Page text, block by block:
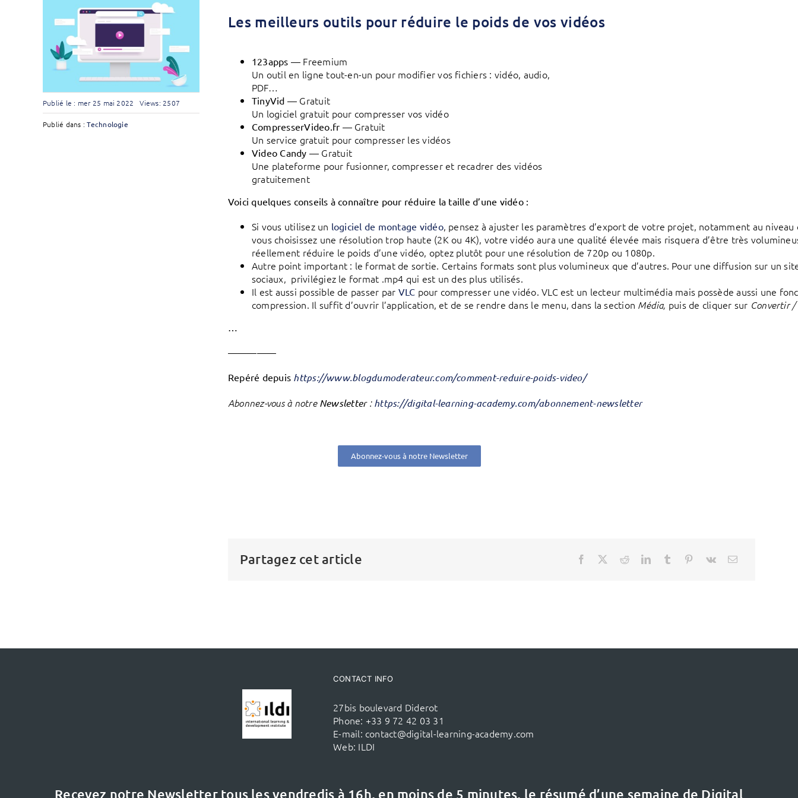
Publié le : mer 25 mai 2022 Views: 2507
Publié dans :Technologie
Les meilleurs outils pour réduire le poids de vos vidéos
123apps — Freemium
Un outil en ligne tout-en-un pour modifier vos fichiers : vidéo, audio,
PDF…
TinyVid — Gratuit
Un logiciel gratuit pour compresser vos vidéo
CompresserVideo.fr — Gratuit
Un service gratuit pour compresser les vidéos
Video Candy — Gratuit
Une plateforme pour fusionner, compresser et recadrer des vidéos
gratuitement
Voici quelques conseils à connaître pour réduire la taille d’une vidéo :
Si vous utilisez un logiciel de montage vidéo, pensez à ajuster les paramètres d’export de votre projet, notamment au
vous choisissez une résolution trop haute (2K ou 4K), votre vidéo aura une qualité élevée mais risquera d’être très
réellement réduire le poids d’une vidéo, optez plutôt pour une résolution de 720p ou 1080p.
Autre point important : le format de sortie. Certains formats sont plus volumineux que d’autres. Pour une diffusion sur un
sociaux, privilégiez le format .mp4 qui est un des plus utilisés.
Il est aussi possible de passer par VLC pour compresser une vidéo. VLC est un lecteur multimédia mais possède aussi une
compression. Il suffit d’ouvrir l’application, et de se rendre dans le menu, dans la section Média, puis de cliquer sur Convertir /
…
—————
Repéré depuis https://www.blogdumoderateur.com/comment-reduire-poids-video/
Abonnez-vous à notre Newsletter: https://digital-learning-academy.com/abonnement-newsletter
Abonnez-vous à notre Newsletter
Partagez cet article
CONTACT INFO
27bis boulevard Diderot
Phone: +33 9 72 42 03 31
E-mail: contact@digital-learning-academy.com
Web: ILDI
Recevez notre Newsletter tous les vendredis à 16h, en moins de 5 minutes, le résumé d’une semaine de Digital